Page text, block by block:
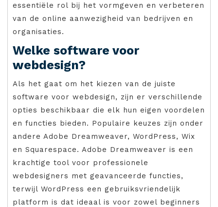
essentiële rol bij het vormgeven en verbeteren
van de online aanwezigheid van bedrijven en
organisaties.
Welke software voor
webdesign?
Als het gaat om het kiezen van de juiste
software voor webdesign, zijn er verschillende
opties beschikbaar die elk hun eigen voordelen
en functies bieden. Populaire keuzes zijn onder
andere Adobe Dreamweaver, WordPress, Wix
en Squarespace. Adobe Dreamweaver is een
krachtige tool voor professionele
webdesigners met geavanceerde functies,
terwijl WordPress een gebruiksvriendelijk
platform is dat ideaal is voor zowel beginners